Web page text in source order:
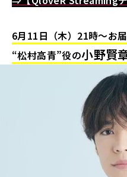
6月11日（木）21時～お
“松村高青”役の小野賢